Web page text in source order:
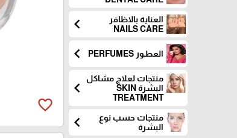
العناية بالاظافر
NAILS CARE
chevron_left
العطـور PERFUMES chevron_left
منتجات لعلاج مشاكل
البشرة SKIN
TREATMENT
chevron_left
منتجات حسب نوع
البشرة
chevron_left
favorite_border